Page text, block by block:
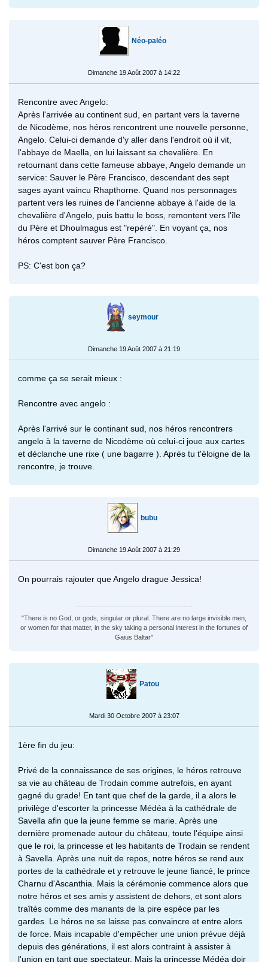
Néo-paléo
Dimanche 19 Août 2007 à 14:22
Rencontre avec Angelo:
Après l'arrivée au continent sud, en partant vers la taverne
de Nicodème, nos héros rencontrent une nouvelle personne,
Angelo. Celui-ci demande d'y aller dans l'endroit où il vit,
l'abbaye de Maella, en lui laissant sa chevalière. En
retournant dans cette fameuse abbaye, Angelo demande un
service: Sauver le Père Francisco, descendant des sept
sages ayant vaincu Rhapthorne. Quand nos personnages
partent vers les ruines de l'ancienne abbaye à l'aide de la
chevalière d'Angelo, puis battu le boss, remontent vers l'île
du Père et Dhoulmagus est "repéré". En voyant ça, nos
héros comptent sauver Père Francisco.
PS: C'est bon ça?
seymour
Dimanche 19 Août 2007 à 21:19
comme ça se serait mieux :
Rencontre avec angelo :
Après l'arrivé sur le continant sud, nos héros rencontrers
angelo à la taverne de Nicodème où celui-ci joue aux cartes
et déclanche une rixe ( une bagarre ). Après tu t'éloigne de la
rencontre, je trouve.
bubu
Dimanche 19 Août 2007 à 21:29
On pourrais rajouter que Angelo drague Jessica!
"There is no God, or gods, singular or plural. There are no large invisible men,
or women for that matter, in the sky taking a personal interest in the fortunes of
Gaius Baltar"
Patou
Mardi 30 Octobre 2007 à 23:07
1ère fin du jeu:
Privé de la connaissance de ses origines, le héros retrouve
sa vie au château de Trodain comme autrefois, en ayant
gagné du grade! En tant que chef de la garde, il a alors le
privilège d'escorter la princesse Médéa à la cathédrale de
Savella afin que la jeune femme se marie. Après une
dernière promenade autour du château, toute l'équipe ainsi
que le roi, la princesse et les habitants de Trodain se rendent
à Savella. Après une nuit de repos, notre héros se rend aux
portes de la cathédrale et y retrouve le jeune fiancé, le prince
Charnu d'Ascanthia. Mais la cérémonie commence alors que
notre héros et ses amis y assistent de dehors, et sont alors
traîtés comme des manants de la pire espèce par les
gardes. Le héros ne se laisse pas convaincre et entre alors
de force. Mais incapable d'empêcher une union prévue déjà
depuis des générations, il est alors contraint à assister à
l'union en tant que spectateur. Mais la princesse Médéa doir